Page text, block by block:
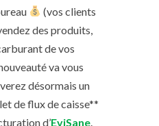
(vos clients
des produits,
de vos
va vous
désormais un
de flux de caisse**
d’EviSane